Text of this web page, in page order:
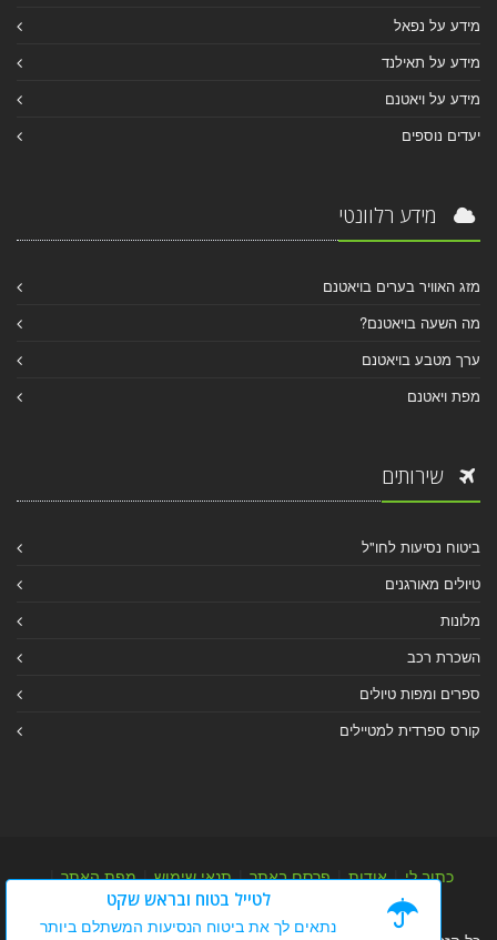
מידע על נפאל
מידע על תאילנד
מידע על ויאטנם
יעדים נוספים
מידע רלוונטי
מזג האוויר בערים בויאטנם
מה השעה בויאטנם?
ערך מטבע בויאטנם
מפת ויאטנם
שירותים
ביטוח נסיעות לחו"ל
טיולים מאורגנים
מלונות
השכרת רכב
ספרים ומפות טיולים
קורס ספרדית למטיילים
כתוב לי|אודות|פרסם באתר|תנאי שימוש|מפת האתר|
מפת אלבום|מפת מאמרי מידע
לטייל בטוח ובראש שקט
נתאים לך את ביטוח הנסיעות המשתלם ביותר